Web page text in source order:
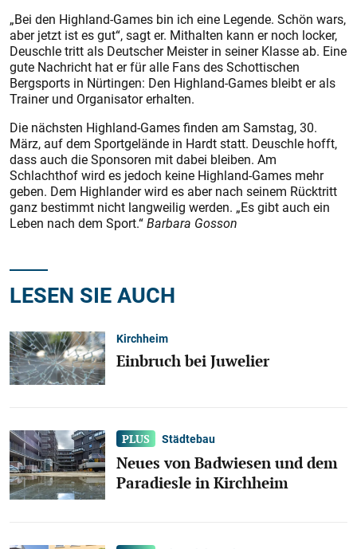
„Bei den Highland-Games bin ich eine Legende. Schön wars,
aber jetzt ist es gut“, sagt er. Mithalten kann er noch locker,
Deuschle tritt als Deutscher Meister in seiner Klasse ab. Eine
gute Nachricht hat er für alle Fans des Schottischen
Bergsports in Nürtingen: Den Highland-Games bleibt er als
Trainer und Organisator erhalten.
Die nächsten Highland-Games finden am Samstag, 30.
März, auf dem Sportgelände in Hardt statt. Deuschle hofft,
dass auch die Sponsoren mit dabei bleiben. Am
Schlachthof wird es jedoch keine Highland-Games mehr
geben. Dem Highlander wird es aber nach seinem Rücktritt
ganz bestimmt nicht langweilig werden. „Es gibt auch ein
Leben nach dem Sport.“Barbara Gosson
LESEN SIE AUCH
Kirchheim
Einbruch bei Juwelier
Städtebau
Neues von Badwiesen und dem
Paradiesle in Kirchheim